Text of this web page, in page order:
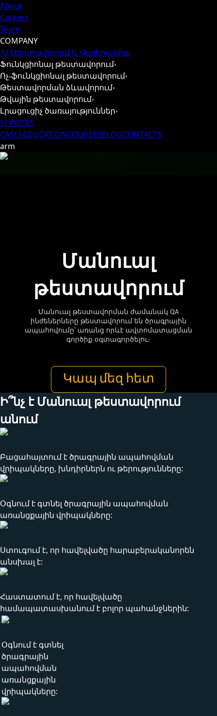
About
Careers
Team
COMPANY
AI Թեստավորում և Վալիդացիա
Ֆունկցիոնալ թեստավորում›
Ոչ-ֆունկցիոնալ թեստավորում›
Թեստավորման ձևավորում›
Թվային թեստավորում›
Լրացուցիչ ծառայություններ›
SERVICES
CASESEDUCATIONCOURSESBLOGCONTACTS
arm
Մանուալ
թեստավորում
Մանուալ թեստավորման ժամանակ QA
ինժեներները թեստավորում են ծրագրային
ապահովումը՝ առանց որևէ ավտոմատացման
գործիք օգտագործելու։
Կապ մեզ հետ
Ի՞նչ է Մանուալ թեստավորում
անում
Բացահայտում է ծրագրային ապահովման
վրիպակները, խնդիրներն ու թերությունները:
Օգնում է գտնել ծրագրային ապահովման
առանցքային վրիպակները:
Ստուգում է, որ հավելվածը հարաբերականորեն
անսխալ է:
Հաստատում է, որ հավելվածը
համապատասխանում է բոլոր պահանջներին:
Օգնում է գտնել
ծրագրային
ապահովման
առանցքային
վրիպակները: